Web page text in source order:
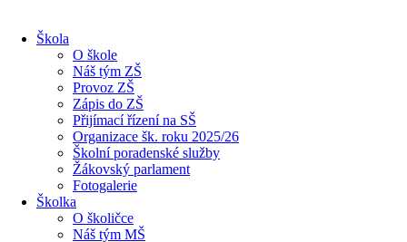
Škola
O škole
Náš tým ZŠ
Provoz ZŠ
Zápis do ZŠ
Přijímací řízení na SŠ
Organizace šk. roku 2025/26
Školní poradenské služby
Žákovský parlament
Fotogalerie
Školka
O školičce
Náš tým MŠ